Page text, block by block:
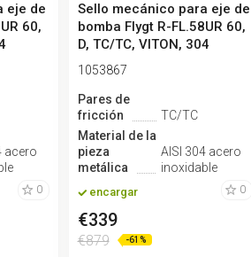
eje de
60,
acero
0
Sello mecánico para eje de
bomba Flygt R-FL.58UR 60,
D, TC/TC, VITON, 304
1053867
Pares de
fricción
TC/TC
Material de la
pieza
metálica
AISI 304 acero
inoxidable
encargar 0
€339
€879 -61%